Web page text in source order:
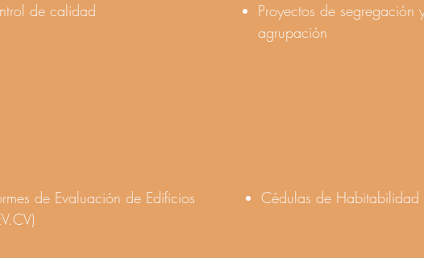
de calidad
de Evaluación de Edificios
Proyectos de segregación
agrupación
Cédulas de Habitabilidad